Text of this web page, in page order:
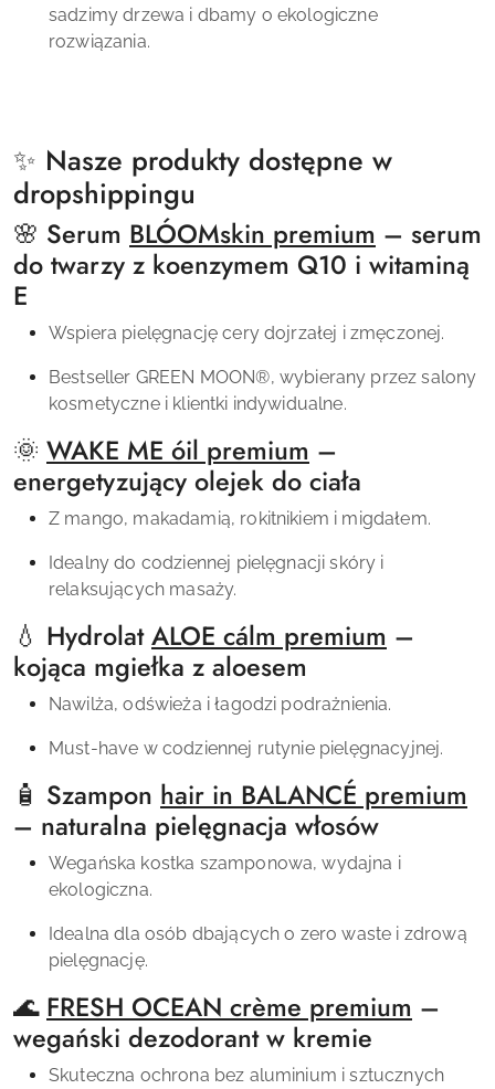
sadzimy drzewa i dbamy o ekologiczne
rozwiązania.
✨ Nasze produkty dostępne w
dropshippingu
🌸 Serum BLÓOMskin premium – serum
do twarzy z koenzymem Q10 i witaminą
E
Wspiera pielęgnację cery dojrzałej i zmęczonej.
Bestseller GREEN MOON®, wybierany przez salony
kosmetyczne i klientki indywidualne.
🌞 WAKE ME óil premium –
energetyzujący olejek do ciała
Z mango, makadamią, rokitnikiem i migdałem.
Idealny do codziennej pielęgnacji skóry i
relaksujących masaży.
💧 HydrolatALOE cálm premium –
kojąca mgiełka z aloesem
Nawilża, odświeża i łagodzi podrażnienia.
Must-have w codziennej rutynie pielęgnacyjnej.
🧴 Szampon hair in BALANCÉ premium
– naturalna pielęgnacja włosów
Wegańska kostka szamponowa, wydajna i
ekologiczna.
Idealna dla osób dbających o zero waste i zdrową
pielęgnację.
🌊 FRESH OCEAN crème premium –
wegański dezodorant w kremie
Skuteczna ochrona bez aluminium i sztucznych